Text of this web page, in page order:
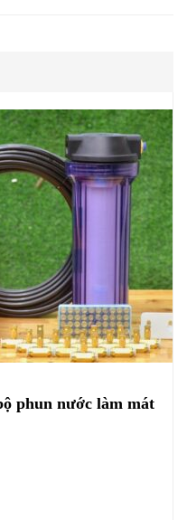
phun nước làm mát